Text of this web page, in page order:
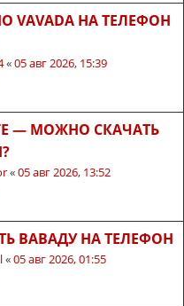
VAVADA НА ТЕЛЕФОН
«05 авг 2026, 15:39
— МОЖНО СКАЧАТЬ
«05 авг 2026, 13:52
ВАВАДУ НА ТЕЛЕФОН
«05 авг 2026, 01:55